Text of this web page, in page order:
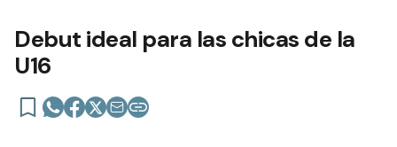
Debut ideal para las chicas de la
U16